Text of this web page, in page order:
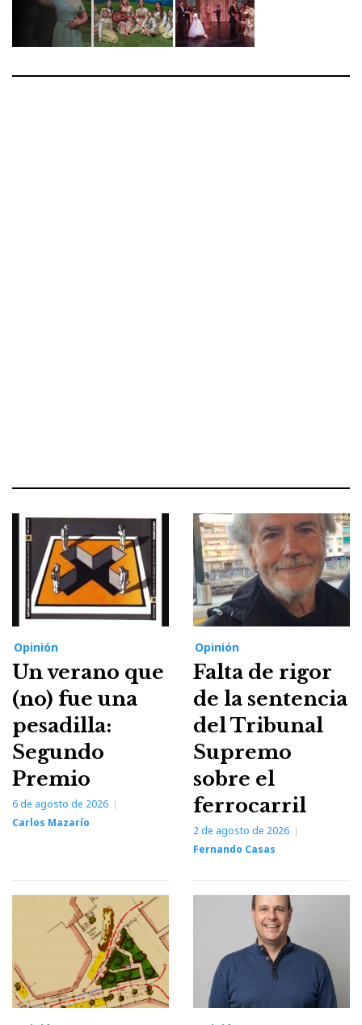
Opinión
Un verano que
(no) fue una
pesadilla:
Segundo
Premio
6 de agosto de 2026
Carlos Mazarío
Opinión
Falta de rigor
de la sentencia
del Tribunal
Supremo
sobre el
ferrocarril
2 de agosto de 2026
Fernando Casas